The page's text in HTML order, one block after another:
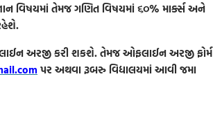
વિષયમાં તેમજ ગણિત વિષયમાં ૬૦% માર્ક્સ અને
અરજી કરી શકશે. તેમજ ઓફલાઈન અરજી ફોર્મ
પર અથવા રૂબરુ વિદ્યાલયમાં આવી જમા